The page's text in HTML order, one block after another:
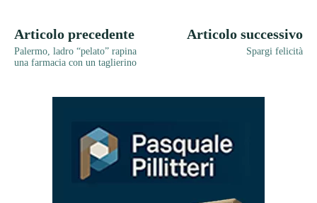
Articolo precedente
Palermo, ladro “pelato” rapina
una farmacia con un taglierino
Articolo successivo
Spargi felicità